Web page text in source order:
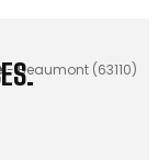
-Beaumont (63110)